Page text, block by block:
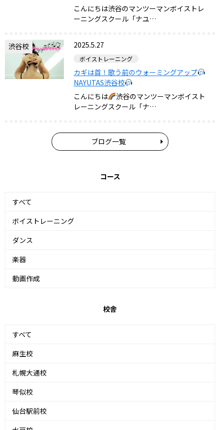
こんにちは渋谷のマンツーマンボイストレ
ーニングスクール「ナユ…
渋谷校 2025.5.27
ボイストレーニング
カギは首！歌う前のウォーミングアップ
NAYUTAS渋谷校
こんにちは
渋谷のマンツーマンボイスト
レーニングスクール「ナ…
ブログ一覧
コース
すべて
ボイストレーニング
ダンス
楽器
動画作成
校舎
すべて
麻生校
札幌大通校
琴似校
仙台駅前校